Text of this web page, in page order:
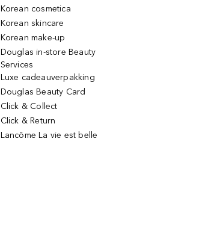
Korean cosmetica
Korean skincare
Korean make-up
Douglas in-store Beauty
Services
Luxe cadeauverpakking
Douglas Beauty Card
Click & Collect
Click & Return
Lancôme La vie est belle